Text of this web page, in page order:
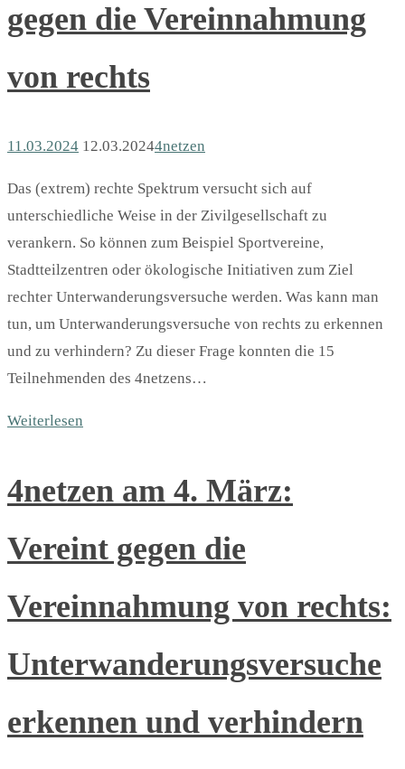
gegen die Vereinnahmung
von rechts
11.03.2024 12.03.20244netzen
Das (extrem) rechte Spektrum versucht sich auf
unterschiedliche Weise in der Zivilgesellschaft zu
verankern. So können zum Beispiel Sportvereine,
Stadtteilzentren oder ökologische Initiativen zum Ziel
rechter Unterwanderungsversuche werden. Was kann man
tun, um Unterwanderungsversuche von rechts zu erkennen
und zu verhindern? Zu dieser Frage konnten die 15
Teilnehmenden des 4netzens…
Weiterlesen
4netzen am 4. März:
Vereint gegen die
Vereinnahmung von rechts:
Unterwanderungsversuche
erkennen und verhindern